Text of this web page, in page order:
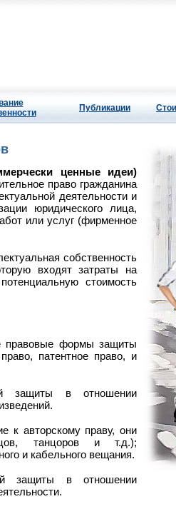
Публикации
ценные идеи)
право гражданина
деятельности и
юридического лица,
или услуг (фирменное
собственность
входят затраты на
стоимость
правовые формы защиты
патентное право, и
защиты в отношении
к авторскому праву, они
танцоров и т.д.);
и кабельного вещания.
защиты в отношении